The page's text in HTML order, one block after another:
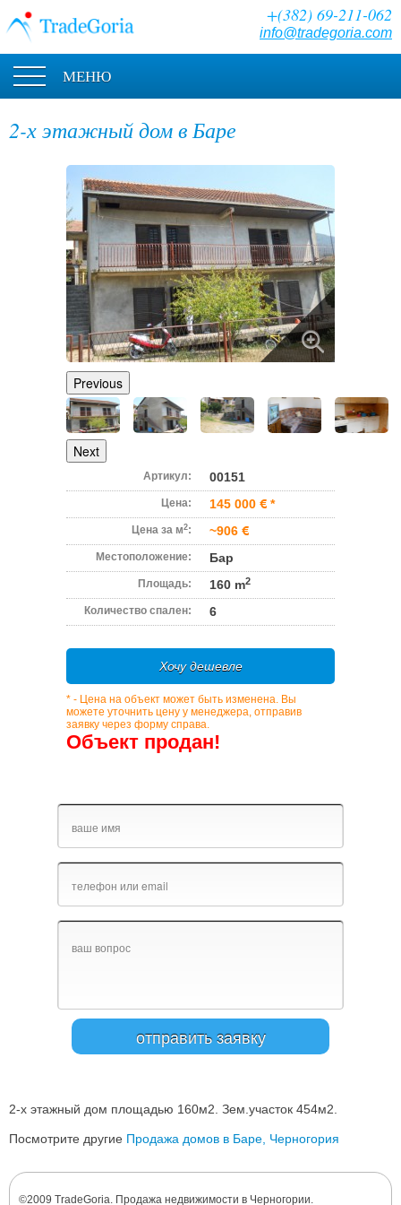
+(382) 69-211-062
info@tradegoria.com
МЕНЮ
2-х этажный дом в Баре
Previous
Next
Артикул: 00151
Цена: 145 000 *
Цена за м2: ~906
Местоположение: Бар
Площадь: 160 m2
Количество спален: 6
Хочу дешевле
* - Цена на объект может быть изменена. Вы
можете уточнить цену у менеджера, отправив
заявку через форму справа.
Объект продан!
2-х этажный дом площадью 160м2. Зем.участок 454м2.
Посмотрите другие Продажа домов в Баре, Черногория
©2009 TradeGoria. Продажа недвижимости в Черногории.